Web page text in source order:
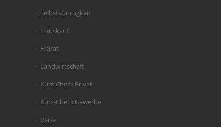
Selbstständigkeit
Hauskauf
Heirat
Landwirtschaft
Kurz-Check Privat
Kurz-Check Gewerbe
Reise